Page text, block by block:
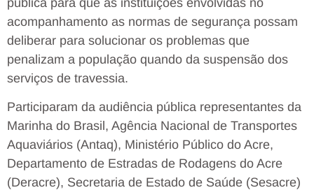
acompanhamento as normas de segurança possam
deliberar para solucionar os problemas que
penalizam a população quando da suspensão dos
serviços de travessia.
Participaram da audiência pública representantes da
Marinha do Brasil, Agência Nacional de Transportes
Aquaviários (Antaq), Ministério Público do Acre,
Departamento de Estradas de Rodagens do Acre
(Deracre), Secretaria de Estado de Saúde (Sesacre)